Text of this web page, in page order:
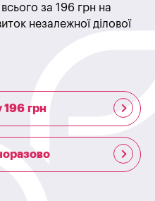
всього за 196 грн на
незалежної ділової
196 грн